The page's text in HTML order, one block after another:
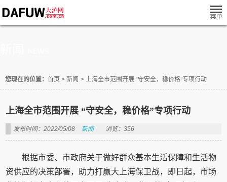
您现在的位置： 首页 > 新闻 > 上海全市范围开展 “守安全，稳价格”专项行动
上海全市范围开展 “守安全，稳价格”专项行动
发布时间：2022/05/08 新闻 浏览：356
根据市委、市政府关于做好群众基本生活保障和生活物
资供应的决策部署，助力打赢大上海保卫战，即日起，市场